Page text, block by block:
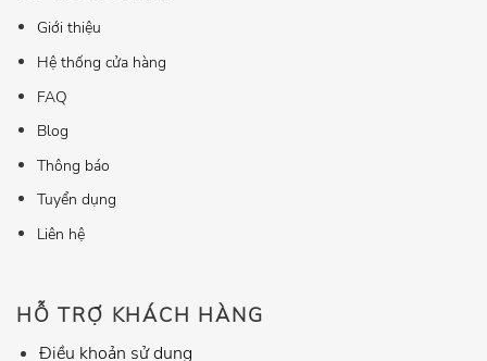
Giới thiệu
Hệ thống cửa hàng
FAQ
Blog
Thông báo
Tuyển dụng
Liên hệ
HỖ TRỢ KHÁCH HÀNG
Điều khoản sử dụng